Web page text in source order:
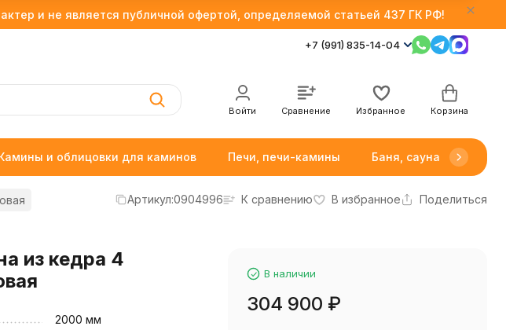
и не является публичной офертой, определяемой статьей 437 ГК РФ!
+7 (991) 835-14-04
Войти Сравнение Избранное Корзина
и облицовки для каминов Печи, печи-камины Баня, сауна
Артикул:0904996 К сравнению В избранное Поделиться
из кедра 4
2000 мм
В наличии
304 900 ₽